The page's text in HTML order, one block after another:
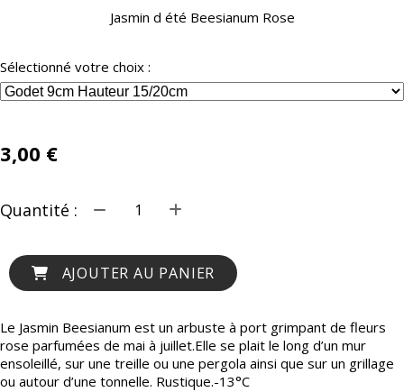
Jasmin d été Beesianum Rose
Sélectionné votre choix :
3,00 €
Quantité :
AJOUTER AU PANIER
Le Jasmin Beesianum est un arbuste à port grimpant de fleurs
rose parfumées de mai à juillet.Elle se plait le long d’un mur
ensoleillé, sur une treille ou une pergola ainsi que sur un grillage
ou autour d’une tonnelle. Rustique.-13°C